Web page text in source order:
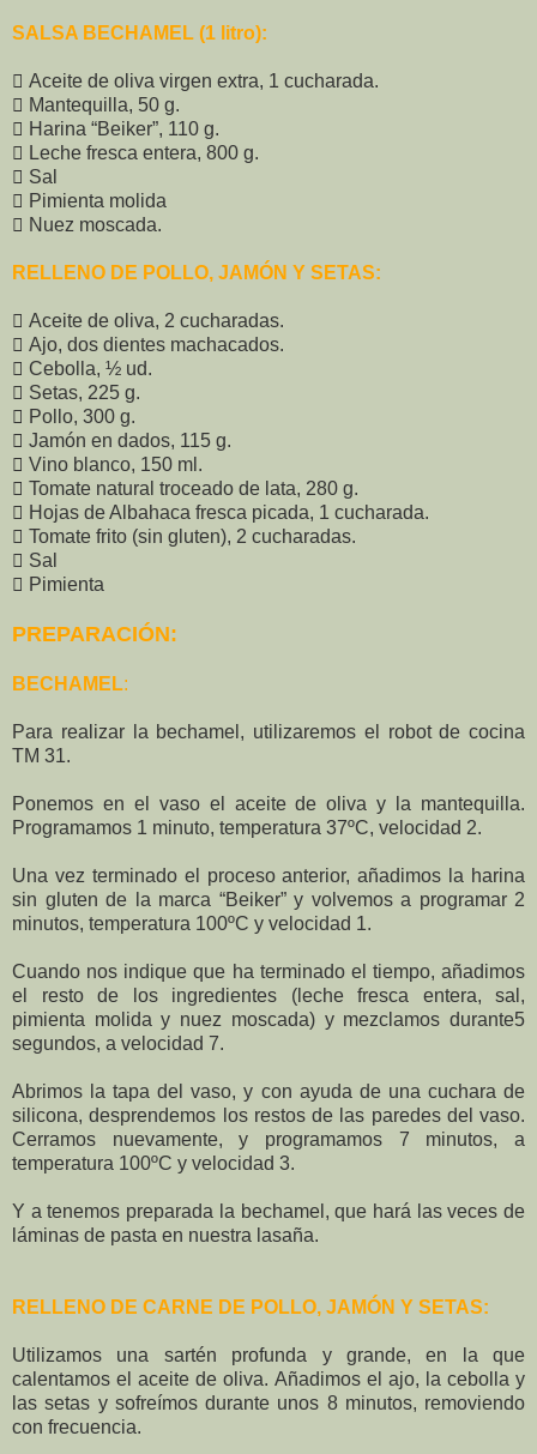
SALSA BECHAMEL (1 litro):
 Aceite de oliva virgen extra, 1 cucharada.
 Mantequilla, 50 g.
 Harina “Beiker”, 110 g.
 Leche fresca entera, 800 g.
 Sal
 Pimienta molida
 Nuez moscada.
RELLENO DE POLLO, JAMÓN Y SETAS:
 Aceite de oliva, 2 cucharadas.
 Ajo, dos dientes machacados.
 Cebolla, ½ ud.
 Setas, 225 g.
 Pollo, 300 g.
 Jamón en dados, 115 g.
 Vino blanco, 150 ml.
 Tomate natural troceado de lata, 280 g.
 Hojas de Albahaca fresca picada, 1 cucharada.
 Tomate frito (sin gluten), 2 cucharadas.
 Sal
 Pimienta
PREPARACIÓN:
BECHAMEL:
Para realizar la bechamel, utilizaremos el robot de cocina
TM 31.
Ponemos en el vaso el aceite de oliva y la mantequilla.
Programamos 1 minuto, temperatura 37ºC, velocidad 2.
Una vez terminado el proceso anterior, añadimos la harina
sin gluten de la marca “Beiker” y volvemos a programar 2
minutos, temperatura 100ºC y velocidad 1.
Cuando nos indique que ha terminado el tiempo, añadimos
el resto de los ingredientes (leche fresca entera, sal,
pimienta molida y nuez moscada) y mezclamos durante5
segundos, a velocidad 7.
Abrimos la tapa del vaso, y con ayuda de una cuchara de
silicona, desprendemos los restos de las paredes del vaso.
Cerramos nuevamente, y programamos 7 minutos, a
temperatura 100ºC y velocidad 3.
Y a tenemos preparada la bechamel, que hará las veces de
láminas de pasta en nuestra lasaña.
RELLENO DE CARNE DE POLLO, JAMÓN Y SETAS:
Utilizamos una sartén profunda y grande, en la que
calentamos el aceite de oliva. Añadimos el ajo, la cebolla y
las setas y sofreímos durante unos 8 minutos, removiendo
con frecuencia.